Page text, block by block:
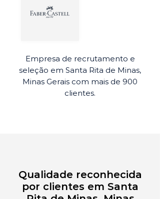
Empresa de recrutamento e
seleção em Santa Rita de Minas,
Minas Gerais com mais de 900
clientes.
Qualidade reconhecida
por clientes em Santa